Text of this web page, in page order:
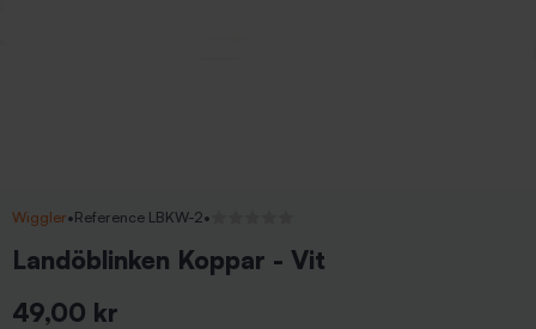
Wiggler•Reference LBKW-2•
Landöblinken Koppar - Vit
49,00 kr